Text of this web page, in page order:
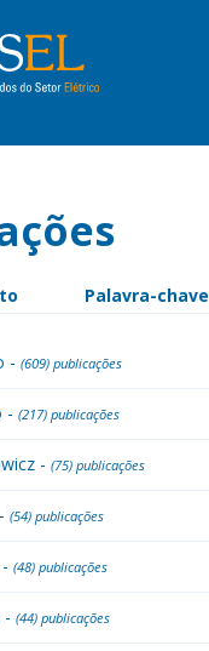
Palavra-chave
- (609) publicações
- (217) publicações
- (75) publicações
(54) publicações
(48) publicações
- (44) publicações